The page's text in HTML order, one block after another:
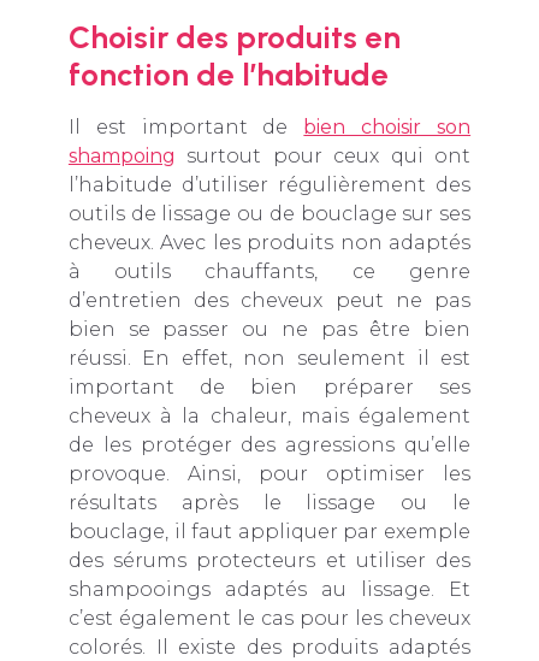
Choisir des produits en
fonction de l’habitude
Il est important de bien choisir son
shampoing
surtout pour ceux qui ont
l’habitude d’utiliser régulièrement des
outils de lissage ou de bouclage sur ses
cheveux. Avec les produits non adaptés
à outils chauffants, ce genre
d’entretien des cheveux peut ne pas
bien se passer ou ne pas être bien
réussi. En effet, non seulement il est
important de bien préparer ses
cheveux à la chaleur, mais également
de les protéger des agressions qu’elle
provoque. Ainsi, pour optimiser les
résultats après le lissage ou le
bouclage, il faut appliquer par exemple
des sérums protecteurs et utiliser des
shampooings adaptés au lissage. Et
c’est également le cas pour les cheveux
colorés. Il existe des produits adaptés